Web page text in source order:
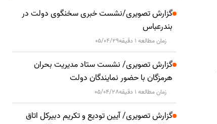
گزارش تصویری/نشست خبری سخنگوی دولت در
بندرعباس
زمان مطالعه 1 دقیقه 05/04/29
گزارش تصویری/ نشست ستاد مدیریت بحران
هرمزگان با حضور نمایندگان دولت
زمان مطالعه 1 دقیقه 05/04/28
گزارش تصویری/ آیین تودیع و تکریم دبیرکل اتاق